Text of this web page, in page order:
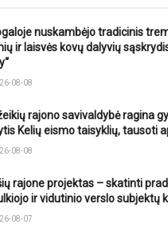
nuskambėjo tradicinis
ir laisvės kovų dalyvių
08-08
rajono savivaldybė ragina
Kelių eismo taisyklių, tausoti
08-08
rajone projektas – skatinti
ir vidutinio verslo subjektų
08-07